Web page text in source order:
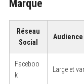
Marque
Réseau
Social
Audience
Faceboo
k
Large et